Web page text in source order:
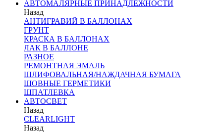
АВТОМАЛЯРНЫЕ ПРИНАДЛЕЖНОСТИ
Назад
АНТИГРАВИЙ В БАЛЛОНАХ
ГРУНТ
КРАСКА В БАЛЛОНАХ
ЛАК В БАЛЛОНЕ
РАЗНОЕ
РЕМОНТНАЯ ЭМАЛЬ
ШЛИФОВАЛЬНАЯ/НАЖДАЧНАЯ БУМАГА
ШОВНЫЕ ГЕРМЕТИКИ
ШПАТЛЕВКА
АВТОСВЕТ
Назад
CLEARLIGHT
Назад